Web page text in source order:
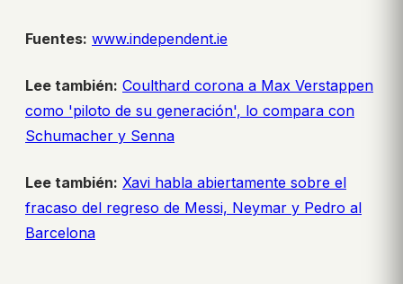
Fuentes: www.independent.ie
Lee también: Coulthard corona a Max Verstappen
como 'piloto de su generación', lo compara con
Schumacher y Senna
Lee también: Xavi habla abiertamente sobre el
fracaso del regreso de Messi, Neymar y Pedro al
Barcelona